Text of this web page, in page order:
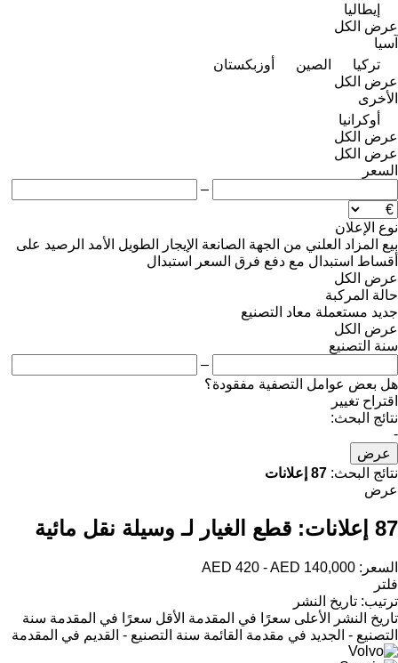
إيطاليا
عرض الكل
آسيا
تركيا
الصين
أوزبكستان
عرض الكل
الأخرى
أوكرانيا
عرض الكل
عرض الكل
السعر
–
نوع الإعلان
بيع المزاد العلني من الجهة الصانعة الإيجار الطويل الأمد الرصيد على
أقساط استبدال مع دفع فرق السعر
استبدال
عرض الكل
حالة المركبة
جديد مستعملة معاد التصنيع
عرض الكل
سنة التصنيع
–
هل بعض عوامل التصفية مفقودة؟
اقتراح تغيير
نتائج البحث:
-
عرض
نتائج البحث: 87 إعلانات
عرض
87 إعلانات: قطع الغيار لـ وسيلة نقل مائية
السعر: AED 420 - AED 140,000
فلتر
ترتيب: تاريخ النشر
تاريخ النشر
الأعلى سعرًا في المقدمة الأقل سعرًا في المقدمة سنة
التصنيع - الجديد في مقدمة القائمة سنة التصنيع - القديم في المقدمة